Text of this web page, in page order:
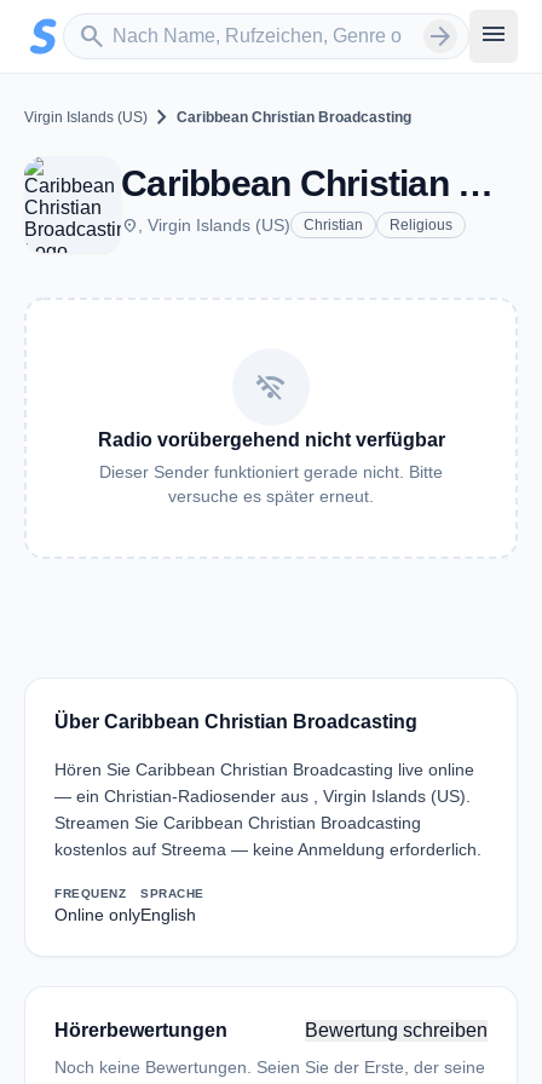
Zum Hauptinhalt springen
search
Sender suchen arrow_forward menu
Virgin Islands (US) chevron_right Caribbean Christian Broadcasting
Caribbean Christian Broadcasting
place , Virgin Islands (US) Christian Religious
wifi_off
Radio vorübergehend nicht verfügbar
Dieser Sender funktioniert gerade nicht. Bitte
versuche es später erneut.
Über Caribbean Christian Broadcasting
Hören Sie Caribbean Christian Broadcasting live online
— ein Christian-Radiosender aus , Virgin Islands (US).
Streamen Sie Caribbean Christian Broadcasting
kostenlos auf Streema — keine Anmeldung erforderlich.
FREQUENZ
Online only
SPRACHE
English
Hörerbewertungen Bewertung schreiben
Noch keine Bewertungen. Seien Sie der Erste, der seine